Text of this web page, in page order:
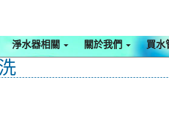
淨水器相關 關於我們 買水